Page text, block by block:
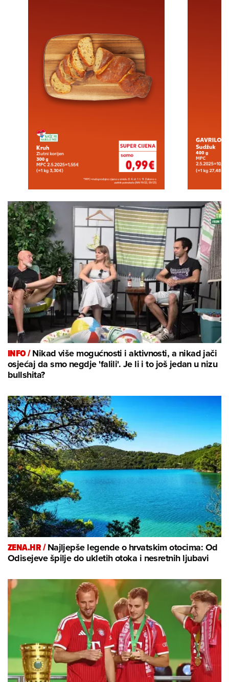
INFO /Nikad više mogućnosti i aktivnosti, a nikad jači
osjećaj da smo negdje 'falili'. Je li i to još jedan u nizu
bullshita?
ZENA.HR /Najljepše legende o hrvatskim otocima: Od
Odisejeve špilje do ukletih otoka i nesretnih ljubavi